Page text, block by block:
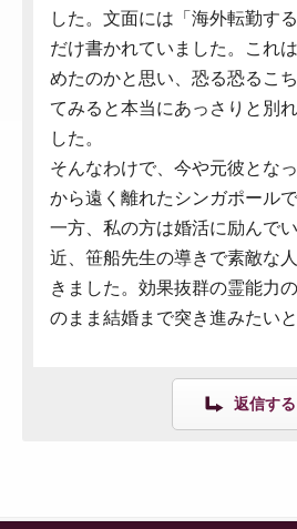
した。文面には「海外転勤す
だけ書かれていました。これ
めたのかと思い、恐る恐るこ
てみると本当にあっさりと別
した。
そんなわけで、今や元彼とな
から遠く離れたシンガポール
一方、私の方は婚活に励んで
近、笹船先生の導きで素敵な
きました。効果抜群の霊能力
のまま結婚まで突き進みたい
返信する